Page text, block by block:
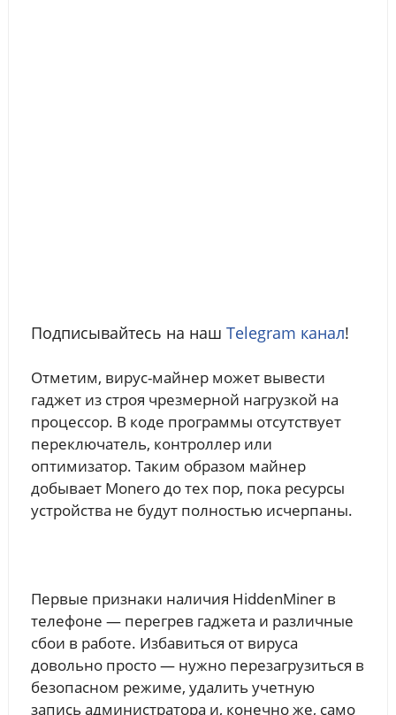
Подписывайтесь на наш Telegram канал!
Отметим, вирус-майнер может вывести
гаджет из строя чрезмерной нагрузкой на
процессор. В коде программы отсутствует
переключатель, контроллер или
оптимизатор. Таким образом майнер
добывает Monero до тех пор, пока ресурсы
устройства не будут полностью исчерпаны.
Первые признаки наличия HiddenMiner в
телефоне — перегрев гаджета и различные
сбои в работе. Избавиться от вируса
довольно просто — нужно перезагрузиться в
безопасном режиме, удалить учетную
запись администратора и, конечно же, само